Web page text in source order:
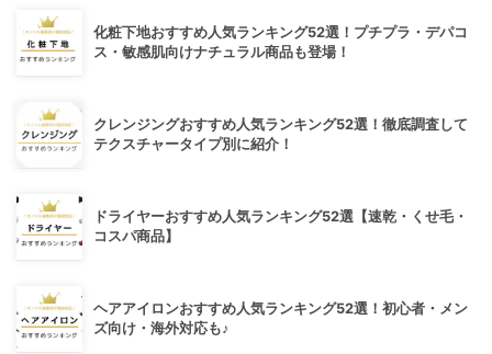
化粧下地おすすめ人気ランキング52選！プチプラ・デパコ
ス・敏感肌向けナチュラル商品も登場！
クレンジングおすすめ人気ランキング52選！徹底調査して
テクスチャータイプ別に紹介！
ドライヤーおすすめ人気ランキング52選【速乾・くせ毛・
コスパ商品】
ヘアアイロンおすすめ人気ランキング52選！初心者・メン
ズ向け・海外対応も♪